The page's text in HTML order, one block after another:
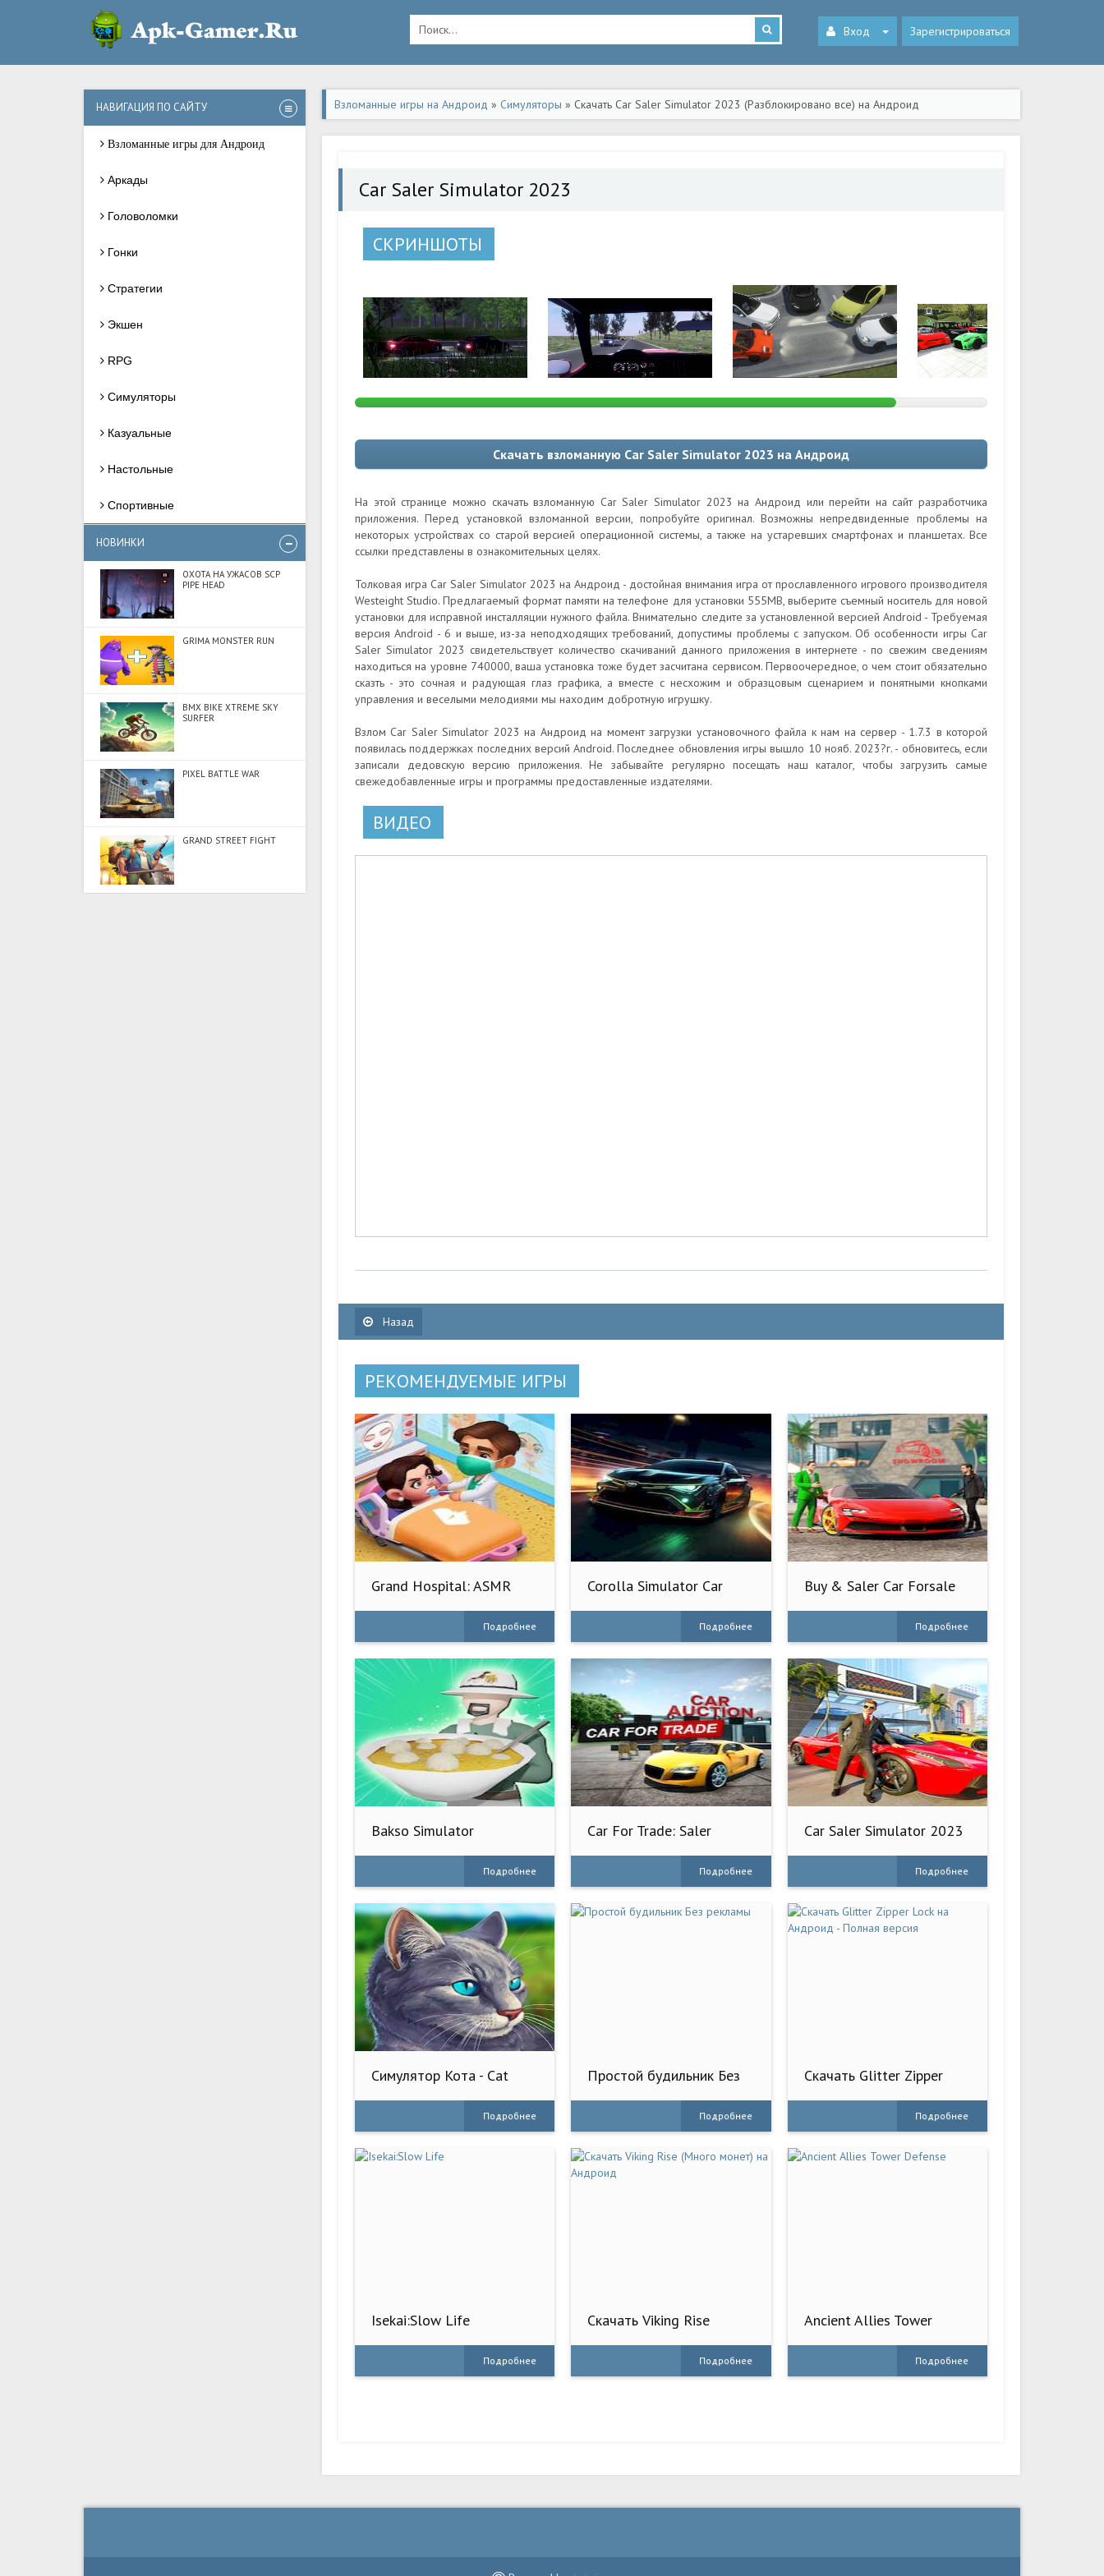
Вход Зарегистрироваться
НАВИГАЦИЯ ПО САЙТУ
Взломанные игры для Андроид
Аркады
Головоломки
Гонки
Стратегии
Экшен
RPG
Симуляторы
Казуальные
Настольные
Спортивные
НОВИНКИ
ОХОТА НА УЖАСОВ SCP
PIPE HEAD
GRIMA MONSTER RUN
BMX BIKE XTREME SKY
SURFER
PIXEL BATTLE WAR
GRAND STREET FIGHT
Взломанные игры на Андроид » Симуляторы » Скачать Car Saler Simulator 2023 (Разблокировано все) на Андроид
Car Saler Simulator 2023
СКРИНШОТЫ
Скачать взломанную Car Saler Simulator 2023 на Андроид
На этой странице можно скачать взломанную Car Saler Simulator 2023 на Андроид или перейти на сайт разработчика
приложения. Перед установкой взломанной версии, попробуйте оригинал. Возможны непредвиденные проблемы на
некоторых устройствах со старой версией операционной системы, а также на устаревших смартфонах и планшетах. Все
ссылки представлены в ознакомительных целях.
Толковая игра Car Saler Simulator 2023 на Андроид - достойная внимания игра от прославленного игрового производителя
Westeight Studio. Предлагаемый формат памяти на телефоне для установки 555MB, выберите съемный носитель для новой
установки для исправной инсталляции нужного файла. Внимательно следите за установленной версией Android - Требуемая
версия Android - 6 и выше, из-за неподходящих требований, допустимы проблемы с запуском. Об особенности игры Car
Saler Simulator 2023 свидетельствует количество скачиваний данного приложения в интернете - по свежим сведениям
находиться на уровне 740000, ваша установка тоже будет засчитана сервисом. Первоочередное, о чем стоит обязательно
сказть - это сочная и радующая глаз графика, а вместе с несхожим и образцовым сценарием и понятными кнопками
управления и веселыми мелодиями мы находим добротную игрушку.
Взлом Car Saler Simulator 2023 на Андроид на момент загрузки установочного файла к нам на сервер - 1.7.3 в которой
появилась поддержках последних версий Android. Последнее обновления игры вышло 10 нояб. 2023?г. - обновитесь, если
записали дедовскую версию приложения. Не забывайте регулярно посещать наш каталог, чтобы загрузить самые
свежедобавленные игры и программы предоставленные издателями.
ВИДЕО
Назад
РЕКОМЕНДУЕМЫЕ ИГРЫ
Grand Hospital: ASMR
Подробнее
Corolla Simulator Car
Подробнее
Buy & Saler Car Forsale
Подробнее
Bakso Simulator
Подробнее
Car For Trade: Saler
Подробнее
Car Saler Simulator 2023
Подробнее
Симулятор Кота - Cat
Подробнее
Простой будильник Без
Подробнее
Скачать Glitter Zipper
Полная версия
Подробнее
Isekai:Slow Life
Подробнее
Скачать Viking Rise
Андроид
Подробнее
Ancient Allies Tower
Подробнее